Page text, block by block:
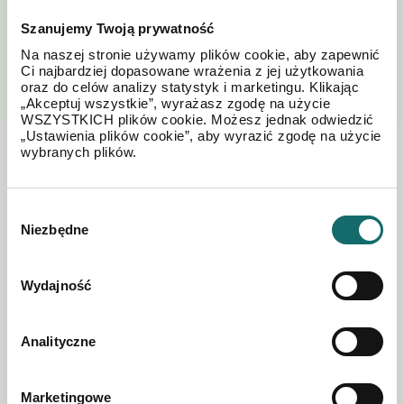
Szanujemy Twoją prywatność
Na naszej stronie używamy plików cookie, aby zapewnić
Ci najbardziej dopasowane wrażenia z jej użytkowania
oraz do celów analizy statystyk i marketingu. Klikając
„Akceptuj wszystkie”, wyrażasz zgodę na użycie
WSZYSTKICH plików cookie. Możesz jednak odwiedzić
„Ustawienia plików cookie”, aby wyrazić zgodę na użycie
wybranych plików.
zgody
Niezbędne
Wydajność
Analityczne
Marketingowe
Zobacz również w okolicy